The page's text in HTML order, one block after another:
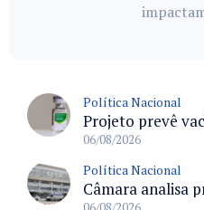
Política Nacional
06/08/2026
Política Nacional